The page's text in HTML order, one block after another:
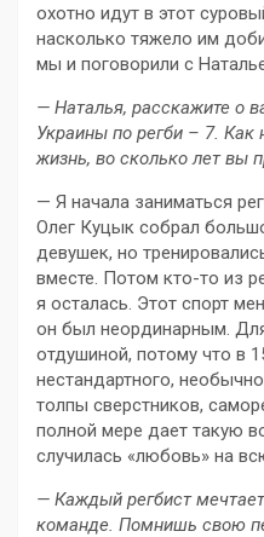
охотно идут в этот
насколько тяжело им
мы и поговорили с
— Наталья, расскажите о
Украины по регби – 7. Как
жизнь, во сколько лет вы
— Я начала заниматься
Олег Куцык собрал
девушек, но
вместе. Потом кто-то из
я осталась. Этот спорт
он был неординарным.
отдушиной, потому что в
нестандартного,
толпы сверстников,
полной мере дает такую
случилась «любовь» на
— Каждый регбист
команде. Помнишь свою